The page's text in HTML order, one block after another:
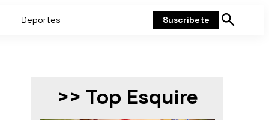
Deportes Suscríbete
Mostrar
>> Top Esquire